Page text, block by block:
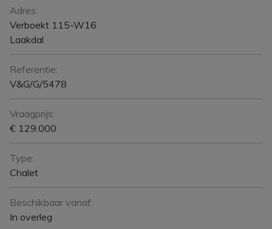
Algemeen
Adres:
Verboekt 115-W16
Laakdal
Referentie:
V&G/G/5478
Vraagprijs:
€ 129.000
Type:
Chalet
Beschikbaar vanaf:
In overleg